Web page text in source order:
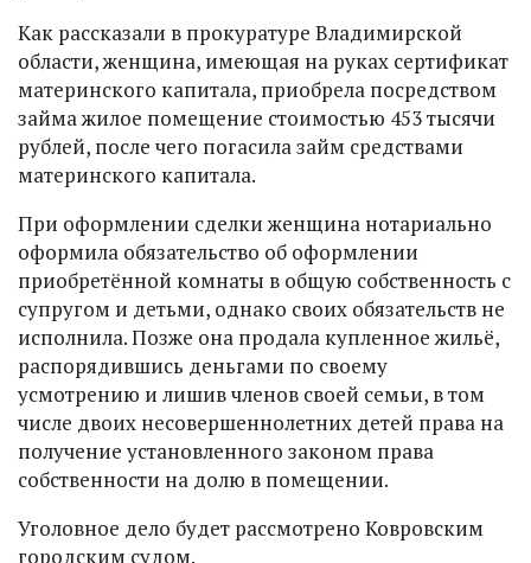
Как рассказали в прокуратуре Владимирской
области, женщина, имеющая на руках сертификат
материнского капитала, приобрела посредством
займа жилое помещение стоимостью 453 тысячи
рублей, после чего погасила займ средствами
материнского капитала.
При оформлении сделки женщина нотариально
оформила обязательство об оформлении
приобретённой комнаты в общую собственность с
супругом и детьми, однако своих обязательств не
исполнила. Позже она продала купленное жильё,
распорядившись деньгами по своему
усмотрению и лишив членов своей семьи, в том
числе двоих несовершеннолетних детей права на
получение установленного законом права
собственности на долю в помещении.
Уголовное дело будет рассмотрено Ковровским
городским судом.